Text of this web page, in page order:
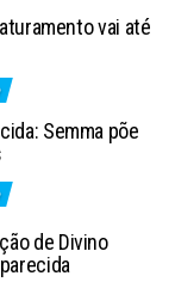
vai até
Semma põe
de Divino